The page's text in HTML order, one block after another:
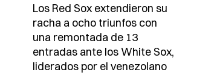
Los Red Sox extendieron su
racha a ocho triunfos con
una remontada de 13
entradas ante los White Sox,
liderados por el venezolano